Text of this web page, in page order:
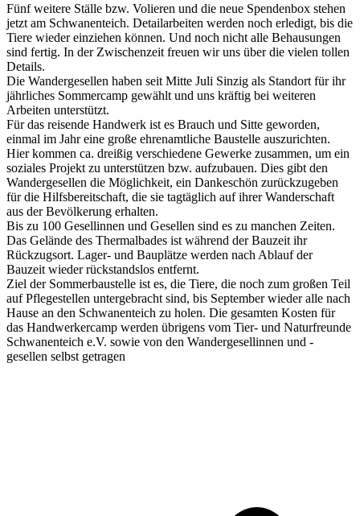
Fünf weitere Ställe bzw. Volieren und die neue Spendenbox stehen
jetzt am Schwanenteich. Detailarbeiten werden noch erledigt, bis die
Tiere wieder einziehen können. Und noch nicht alle Behausungen
sind fertig. In der Zwischenzeit freuen wir uns über die vielen tollen
Details.
Die Wandergesellen haben seit Mitte Juli Sinzig als Standort für ihr
jährliches Sommercamp gewählt und uns kräftig bei weiteren
Arbeiten unterstützt.
Für das reisende Handwerk ist es Brauch und Sitte geworden,
einmal im Jahr eine große ehrenamtliche Baustelle auszurichten.
Hier kommen ca. dreißig verschiedene Gewerke zusammen, um ein
soziales Projekt zu unterstützen bzw. aufzubauen. Dies gibt den
Wandergesellen die Möglichkeit, ein Dankeschön zurückzugeben
für die Hilfsbereitschaft, die sie tagtäglich auf ihrer Wanderschaft
aus der Bevölkerung erhalten.
Bis zu 100 Gesellinnen und Gesellen sind es zu manchen Zeiten.
Das Gelände des Thermalbades ist während der Bauzeit ihr
Rückzugsort. Lager- und Bauplätze werden nach Ablauf der
Bauzeit wieder rückstandslos entfernt.
Ziel der Sommerbaustelle ist es, die Tiere, die noch zum großen Teil
auf Pflegestellen untergebracht sind, bis September wieder alle nach
Hause an den Schwanenteich zu holen. Die gesamten Kosten für
das Handwerkercamp werden übrigens vom Tier- und Naturfreunde
Schwanenteich e.V. sowie von den Wandergesellinnen und -
gesellen selbst getragen